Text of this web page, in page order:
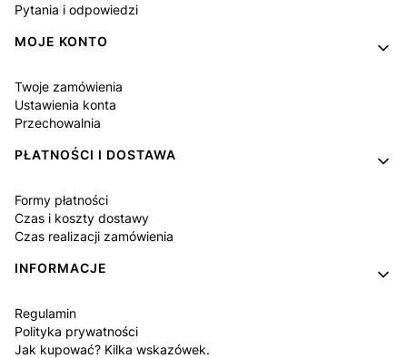
Pytania i odpowiedzi
MOJE KONTO
Twoje zamówienia
Ustawienia konta
Przechowalnia
PŁATNOŚCI I DOSTAWA
Formy płatności
Czas i koszty dostawy
Czas realizacji zamówienia
INFORMACJE
Regulamin
Polityka prywatności
Jak kupować? Kilka wskazówek.